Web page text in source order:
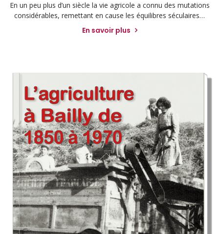
En un peu plus d’un siècle la vie agricole a connu des mutations
considérables, remettant en cause les équilibres séculaires…
En savoir plus